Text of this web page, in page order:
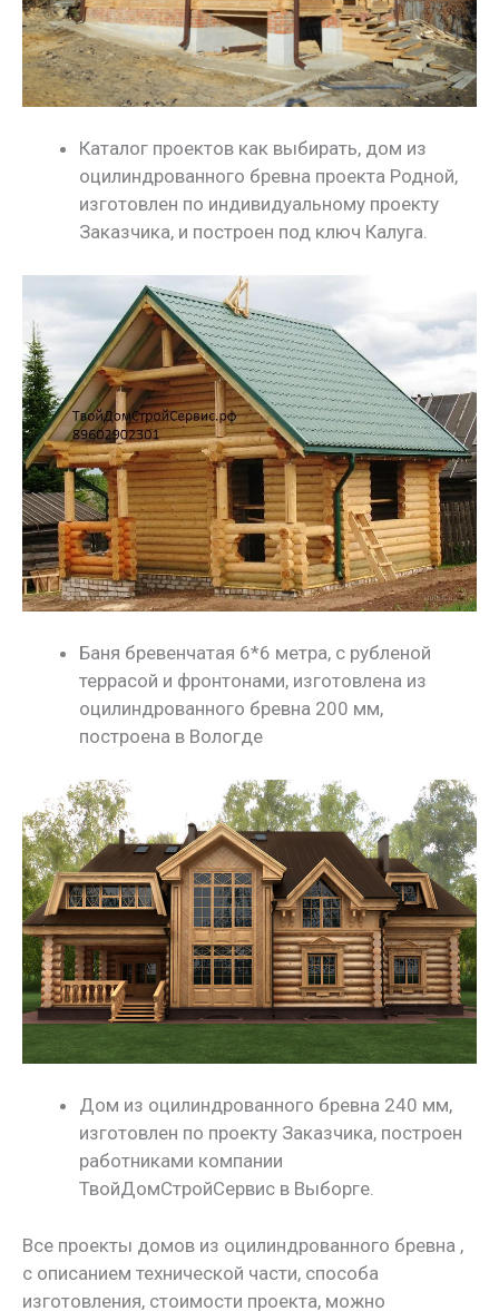
Каталог проектов как выбирать, дом из
оцилиндрованного бревна проекта Родной,
изготовлен по индивидуальному проекту
Заказчика, и построен под ключ Калуга.
Баня бревенчатая 6*6 метра, с рубленой
террасой и фронтонами, изготовлена из
оцилиндрованного бревна 200 мм,
построена в Вологде
Дом из оцилиндрованного бревна 240 мм,
изготовлен по проекту Заказчика, построен
работниками компании
ТвойДомСтройСервис в Выборге.
Все проекты домов из оцилиндрованного бревна ,
с описанием технической части, способа
изготовления, стоимости проекта, можно